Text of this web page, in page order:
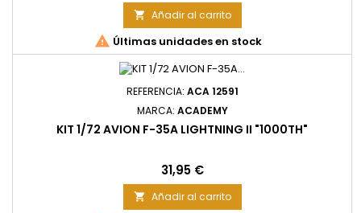
 Añadir al carrito
 Últimas unidades en stock
REFERENCIA: ACA 12591
MARCA: ACADEMY
KIT 1/72 AVION F-35A LIGHTNING II "1000TH"
Precio
31,95 €
 Añadir al carrito